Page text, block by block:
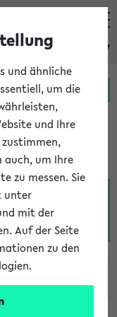
eKVV
MeineUni Portal
N O
Y
Z
und ähnliche
um die
und Ihre
zustimmen,
auch, um Ihre
zu messen. Sie
unter
mit der
Auf der Seite
zu den